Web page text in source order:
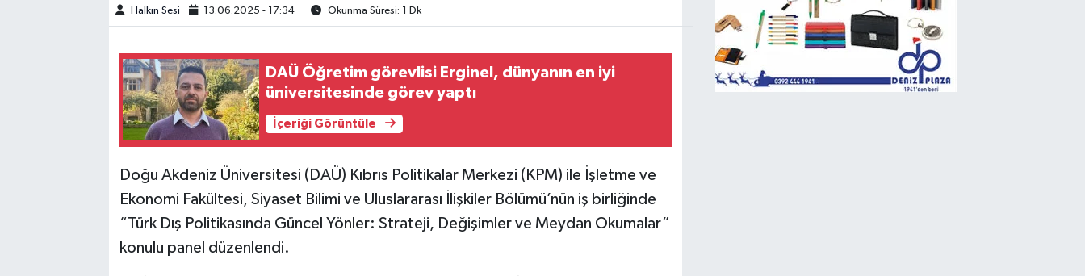
Halkın Sesi 13.06.2025 - 17:34 Okunma Süresi: 1 Dk
DAÜ Öğretim görevlisi Erginel, dünyanın en iyi
üniversitesinde görev yaptı
İçeriği Görüntüle
Doğu Akdeniz Üniversitesi (DAÜ) Kıbrıs Politikalar Merkezi (KPM) ile İşletme ve
Ekonomi Fakültesi, Siyaset Bilimi ve Uluslararası İlişkiler Bölümü’nün iş birliğinde
“Türk Dış Politikasında Güncel Yönler: Strateji, Değişimler ve Meydan Okumalar”
konulu panel düzenlendi.